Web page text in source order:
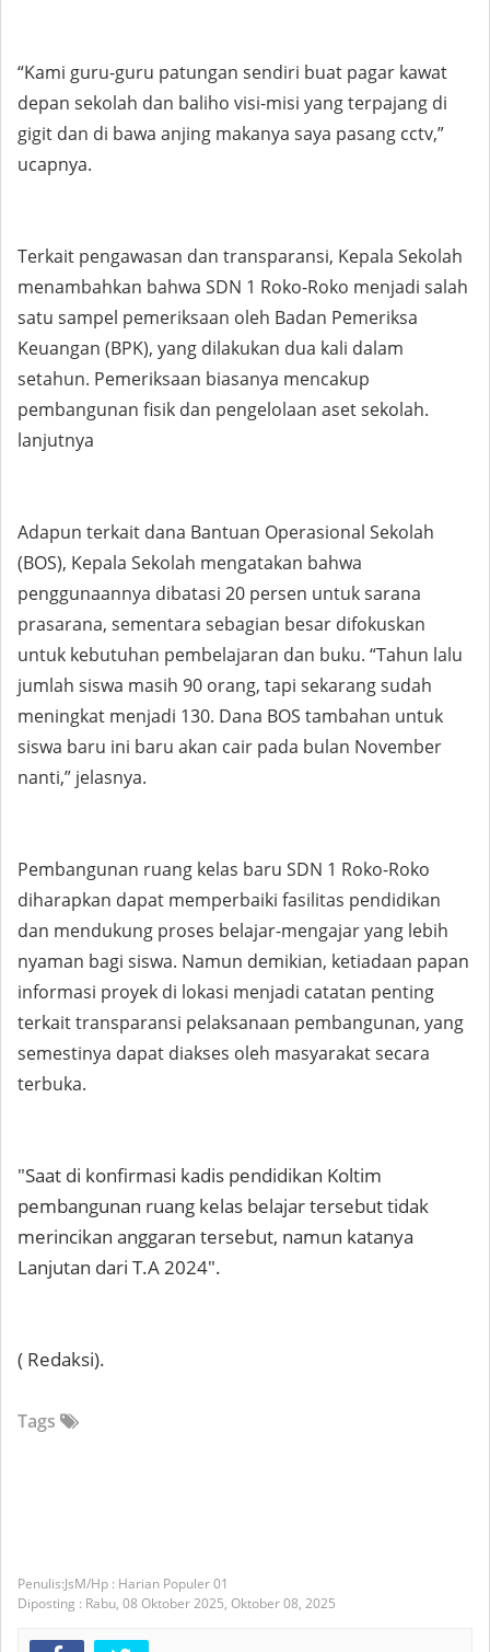
“Kami guru-guru patungan sendiri buat pagar kawat
depan sekolah dan baliho visi-misi yang terpajang di
gigit dan di bawa anjing makanya saya pasang cctv,”
ucapnya.
Terkait pengawasan dan transparansi, Kepala Sekolah
menambahkan bahwa SDN 1 Roko-Roko menjadi salah
satu sampel pemeriksaan oleh Badan Pemeriksa
Keuangan (BPK), yang dilakukan dua kali dalam
setahun. Pemeriksaan biasanya mencakup
pembangunan fisik dan pengelolaan aset sekolah.
lanjutnya
Adapun terkait dana Bantuan Operasional Sekolah
(BOS), Kepala Sekolah mengatakan bahwa
penggunaannya dibatasi 20 persen untuk sarana
prasarana, sementara sebagian besar difokuskan
untuk kebutuhan pembelajaran dan buku. “Tahun lalu
jumlah siswa masih 90 orang, tapi sekarang sudah
meningkat menjadi 130. Dana BOS tambahan untuk
siswa baru ini baru akan cair pada bulan November
nanti,” jelasnya.
Pembangunan ruang kelas baru SDN 1 Roko-Roko
diharapkan dapat memperbaiki fasilitas pendidikan
dan mendukung proses belajar-mengajar yang lebih
nyaman bagi siswa. Namun demikian, ketiadaan papan
informasi proyek di lokasi menjadi catatan penting
terkait transparansi pelaksanaan pembangunan, yang
semestinya dapat diakses oleh masyarakat secara
terbuka.
"Saat di konfirmasi kadis pendidikan Koltim
pembangunan ruang kelas belajar tersebut tidak
merincikan anggaran tersebut, namun katanya
Lanjutan dari T.A 2024".
( Redaksi).
Tags
JsM/Hp : Harian Populer 01
Diposting : Rabu, 08 Oktober 2025, Oktober 08, 2025